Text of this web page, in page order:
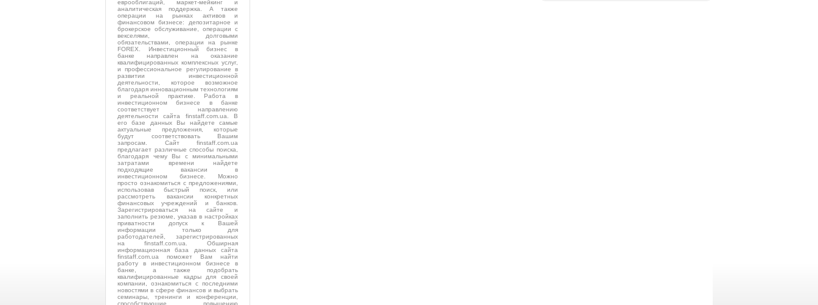
еврооблигаций, маркет-мейкинг и
аналитическая поддержка. А также
операции на рынках активов и
финансовом бизнесе: депозитарное и
брокерское обслуживание, операции с
векселями, долговыми
обязательствами, операции на рынке
FOREX. Инвестиционный бизнес в
банке направлен на оказание
квалифицированных комплексных услуг,
и профессиональное регулирование в
развитии инвестиционной
деятельности, которое возможное
благодаря инновационным технологиям
и реальной практике. Работа в
инвестиционном бизнесе в банке
соответствует направлению
деятельности сайта finstaff.com.ua. В
его базе данных Вы найдете самые
актуальные предложения, которые
будут соответствовать Вашим
запросам. Сайт finstaff.com.ua
предлагает различные способы поиска,
благодаря чему Вы с минимальными
затратами времени найдете
подходящие вакансии в
инвестиционном бизнесе. Можно
просто ознакомиться с предложениями,
использовав быстрый поиск, или
рассмотреть вакансии конкретных
финансовых учреждений и банков.
Зарегистрироваться на сайте и
заполнить резюме, указав в настройках
приватности допуск к Вашей
информации только для
работодателей, зарегистрированных
на finstaff.com.ua. Обширная
информационная база данных сайта
finstaff.com.ua поможет Вам найти
работу в инвестиционном бизнесе в
банке, а также подобрать
квалифицированные кадры для своей
компании, ознакомиться с последними
новостями в сфере финансов и выбрать
семинары, тренинги и конференции,
способствующие повышению